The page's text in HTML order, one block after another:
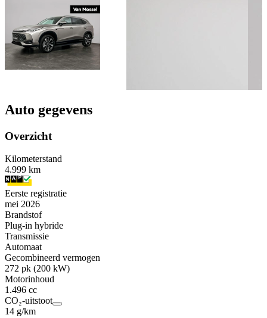
Auto gegevens
Overzicht
Kilometerstand
4.999 km
Eerste registratie
mei 2026
Brandstof
Plug-in hybride
Transmissie
Automaat
Gecombineerd vermogen
272 pk (200 kW)
Motorinhoud
1.496 cc
CO₂-uitstoot
14 g/km